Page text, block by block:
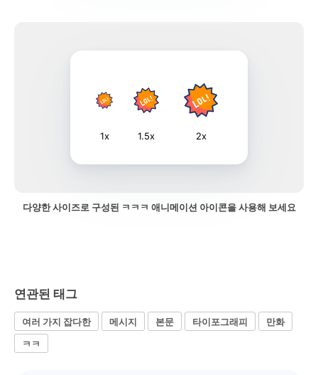
1x 1.5x 2x
다양한 사이즈로 구성된 ㅋㅋㅋ 애니메이션 아이콘을 사용해 보세요
연관된 태그
여러 가지 잡다한 메시지 본문 타이포그래피
만화
ㅋㅋ